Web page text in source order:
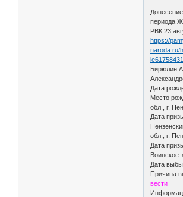
периода
РВК 23
https://
naroda.ru/
ie61758431
Бирюлин
Дата
Место
обл., г.
Дата
обл., г.
Дата
Воинское
Дата
Причина
вести